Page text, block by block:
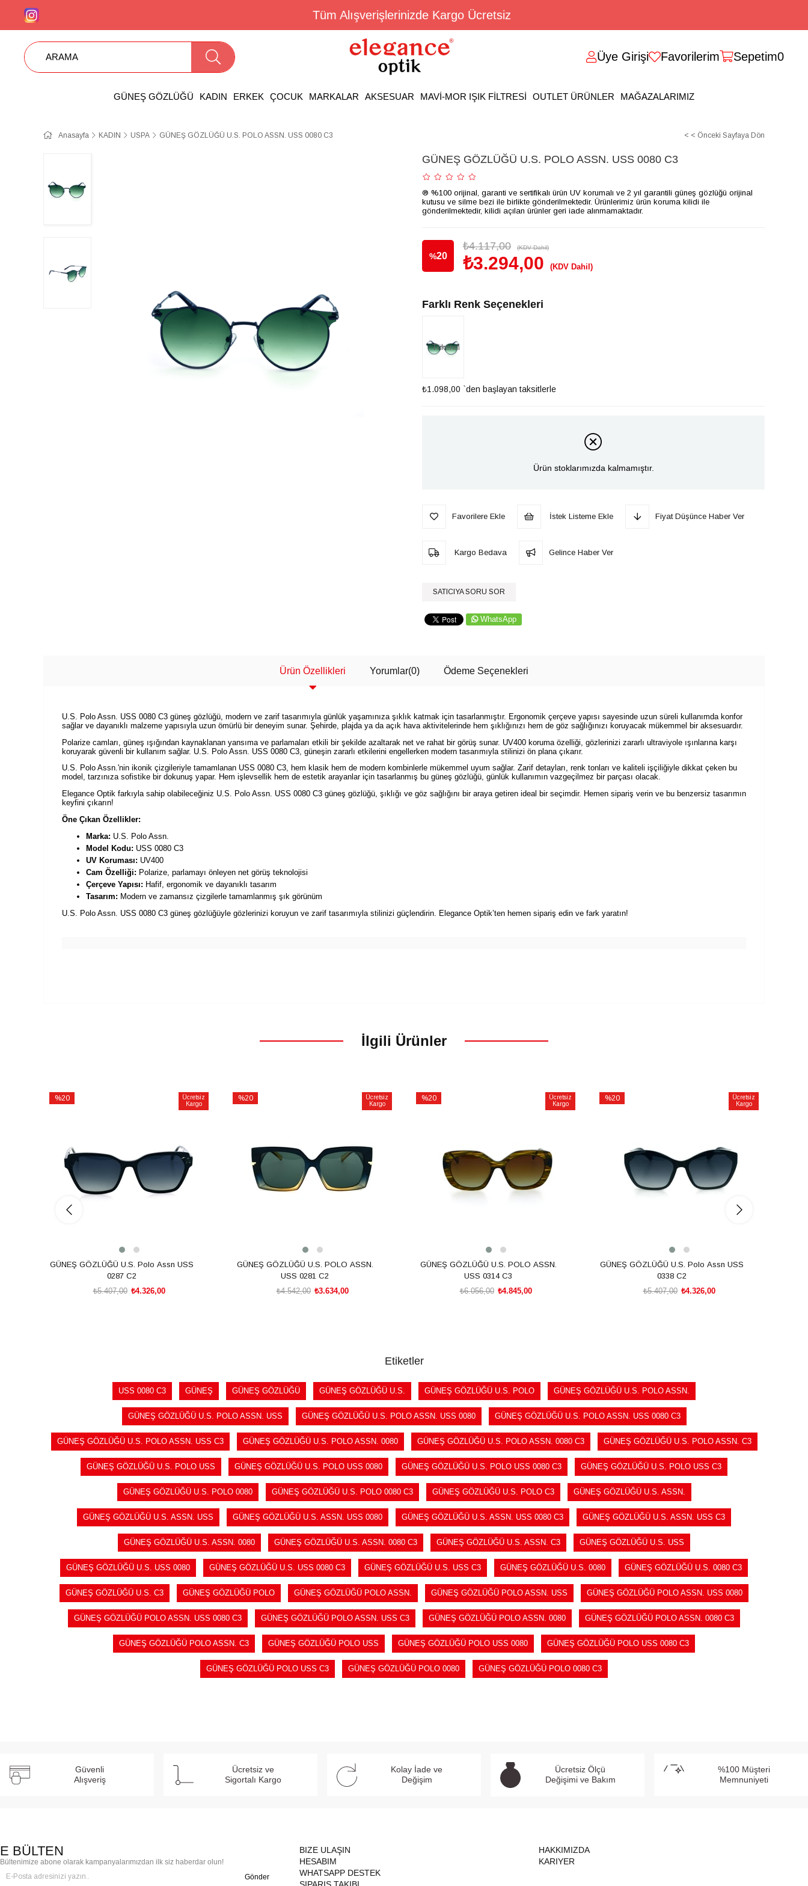
Tüm Alışverişlerinizde Kargo Ücretsiz
Üye Girişi Favorilerim Sepetim0
GÜNEŞ GÖZLÜĞÜ KADIN ERKEK ÇOCUK MARKALAR AKSESUAR MAVİ-MOR IŞIK FİLTRESİ OUTLET ÜRÜNLER MAĞAZALARIMIZ
Anasayfa KADIN USPA GÜNEŞ GÖZLÜĞÜ U.S. POLO ASSN. USS 0080 C3 < < Önceki Sayfaya Dön
GÜNEŞ GÖZLÜĞÜ U.S. POLO ASSN. USS 0080 C3
® %100 orijinal, garanti ve sertifikalı ürün UV korumalı ve 2 yıl garantili güneş gözlüğü orijinal
kutusu ve silme bezi ile birlikte gönderilmektedir. Ürünlerimiz ürün koruma kilidi ile
gönderilmektedir, kilidi açılan ürünler geri iade alınmamaktadır.
%20
₺4.117,00 (KDV Dahil)
₺3.294,00 (KDV Dahil)
Farklı Renk Seçenekleri
Tükendi
₺1.098,00 `den başlayan taksitlerle
Ürün stoklarımızda kalmamıştır.
Favorilere Ekle İstek Listeme Ekle Fiyat Düşünce Haber Ver
Kargo Bedava Gelince Haber Ver
SATICIYA SORU SOR
WhatsApp
Ürün Özellikleri Yorumlar(0) Ödeme Seçenekleri
U.S. Polo Assn. USS 0080 C3 güneş gözlüğü, modern ve zarif tasarımıyla günlük yaşamınıza şıklık katmak için tasarlanmıştır. Ergonomik çerçeve yapısı sayesinde uzun süreli kullanımda konfor
sağlar ve dayanıklı malzeme yapısıyla uzun ömürlü bir deneyim sunar. Şehirde, plajda ya da açık hava aktivitelerinde hem şıklığınızı hem de göz sağlığınızı koruyacak mükemmel bir aksesuardır.
Polarize camları, güneş ışığından kaynaklanan yansıma ve parlamaları etkili bir şekilde azaltarak net ve rahat bir görüş sunar. UV400 koruma özelliği, gözlerinizi zararlı ultraviyole ışınlarına karşı
koruyarak güvenli bir kullanım sağlar. U.S. Polo Assn. USS 0080 C3, güneşin zararlı etkilerini engellerken modern tasarımıyla stilinizi ön plana çıkarır.
U.S. Polo Assn.'nin ikonik çizgileriyle tamamlanan USS 0080 C3, hem klasik hem de modern kombinlerle mükemmel uyum sağlar. Zarif detayları, renk tonları ve kaliteli işçiliğiyle dikkat çeken bu
model, tarzınıza sofistike bir dokunuş yapar. Hem işlevsellik hem de estetik arayanlar için tasarlanmış bu güneş gözlüğü, günlük kullanımın vazgeçilmez bir parçası olacak.
Elegance Optik farkıyla sahip olabileceğiniz U.S. Polo Assn. USS 0080 C3 güneş gözlüğü, şıklığı ve göz sağlığını bir araya getiren ideal bir seçimdir. Hemen sipariş verin ve bu benzersiz tasarımın
keyfini çıkarın!
Öne Çıkan Özellikler:
Marka: U.S. Polo Assn.
Model Kodu: USS 0080 C3
UV Koruması: UV400
Cam Özelliği: Polarize, parlamayı önleyen net görüş teknolojisi
Çerçeve Yapısı: Hafif, ergonomik ve dayanıklı tasarım
Tasarım: Modern ve zamansız çizgilerle tamamlanmış şık görünüm
U.S. Polo Assn. USS 0080 C3 güneş gözlüğüyle gözlerinizi koruyun ve zarif tasarımıyla stilinizi güçlendirin. Elegance Optik’ten hemen sipariş edin ve fark yaratın!
İlgili Ürünler
%20
Ücretsiz
Kargo
GÜNEŞ GÖZLÜĞÜ U.S. Polo Assn USS
0287 C2
₺4.326,00
₺5.407,00
%20
Ücretsiz
Kargo
GÜNEŞ GÖZLÜĞÜ U.S. POLO ASSN.
USS 0281 C2
₺3.634,00
₺4.542,00
%20
Ücretsiz
Kargo
GÜNEŞ GÖZLÜĞÜ U.S. POLO ASSN.
USS 0314 C3
₺4.845,00
₺6.056,00
%20
Ücretsiz
Kargo
GÜNEŞ GÖZLÜĞÜ U.S. Polo Assn USS
0338 C2
₺4.326,00
₺5.407,00
Etiketler
USS 0080 C3 GÜNEŞ GÜNEŞ GÖZLÜĞÜ GÜNEŞ GÖZLÜĞÜ U.S. GÜNEŞ GÖZLÜĞÜ U.S. POLO GÜNEŞ GÖZLÜĞÜ U.S. POLO ASSN.
GÜNEŞ GÖZLÜĞÜ U.S. POLO ASSN. USS GÜNEŞ GÖZLÜĞÜ U.S. POLO ASSN. USS 0080 GÜNEŞ GÖZLÜĞÜ U.S. POLO ASSN. USS 0080 C3
GÜNEŞ GÖZLÜĞÜ U.S. POLO ASSN. USS C3 GÜNEŞ GÖZLÜĞÜ U.S. POLO ASSN. 0080 GÜNEŞ GÖZLÜĞÜ U.S. POLO ASSN. 0080 C3 GÜNEŞ GÖZLÜĞÜ U.S. POLO ASSN. C3
GÜNEŞ GÖZLÜĞÜ U.S. POLO USS GÜNEŞ GÖZLÜĞÜ U.S. POLO USS 0080 GÜNEŞ GÖZLÜĞÜ U.S. POLO USS 0080 C3 GÜNEŞ GÖZLÜĞÜ U.S. POLO USS C3
GÜNEŞ GÖZLÜĞÜ U.S. POLO 0080 GÜNEŞ GÖZLÜĞÜ U.S. POLO 0080 C3 GÜNEŞ GÖZLÜĞÜ U.S. POLO C3 GÜNEŞ GÖZLÜĞÜ U.S. ASSN.
GÜNEŞ GÖZLÜĞÜ U.S. ASSN. USS GÜNEŞ GÖZLÜĞÜ U.S. ASSN. USS 0080 GÜNEŞ GÖZLÜĞÜ U.S. ASSN. USS 0080 C3 GÜNEŞ GÖZLÜĞÜ U.S. ASSN. USS C3
GÜNEŞ GÖZLÜĞÜ U.S. ASSN. 0080 GÜNEŞ GÖZLÜĞÜ U.S. ASSN. 0080 C3 GÜNEŞ GÖZLÜĞÜ U.S. ASSN. C3 GÜNEŞ GÖZLÜĞÜ U.S. USS
GÜNEŞ GÖZLÜĞÜ U.S. USS 0080 GÜNEŞ GÖZLÜĞÜ U.S. USS 0080 C3 GÜNEŞ GÖZLÜĞÜ U.S. USS C3 GÜNEŞ GÖZLÜĞÜ U.S. 0080 GÜNEŞ GÖZLÜĞÜ U.S. 0080 C3
GÜNEŞ GÖZLÜĞÜ U.S. C3 GÜNEŞ GÖZLÜĞÜ POLO GÜNEŞ GÖZLÜĞÜ POLO ASSN. GÜNEŞ GÖZLÜĞÜ POLO ASSN. USS GÜNEŞ GÖZLÜĞÜ POLO ASSN. USS 0080
GÜNEŞ GÖZLÜĞÜ POLO ASSN. USS 0080 C3 GÜNEŞ GÖZLÜĞÜ POLO ASSN. USS C3 GÜNEŞ GÖZLÜĞÜ POLO ASSN. 0080 GÜNEŞ GÖZLÜĞÜ POLO ASSN. 0080 C3
GÜNEŞ GÖZLÜĞÜ POLO ASSN. C3 GÜNEŞ GÖZLÜĞÜ POLO USS GÜNEŞ GÖZLÜĞÜ POLO USS 0080 GÜNEŞ GÖZLÜĞÜ POLO USS 0080 C3
GÜNEŞ GÖZLÜĞÜ POLO USS C3 GÜNEŞ GÖZLÜĞÜ POLO 0080 GÜNEŞ GÖZLÜĞÜ POLO 0080 C3
Güvenli
Alışveriş
Ücretsiz ve
Sigortalı Kargo
Kolay İade ve
Değişim
Ücretsiz Ölçü
Değişimi ve Bakım
%100 Müşteri
Memnuniyeti
E BÜLTEN
Bültenimize abone olarak kampanyalarımızdan ilk siz haberdar olun!
Gönder
BIZE ULAŞIN
HESABIM
WHATSAPP DESTEK
HAKKIMIZDA
KARIYER